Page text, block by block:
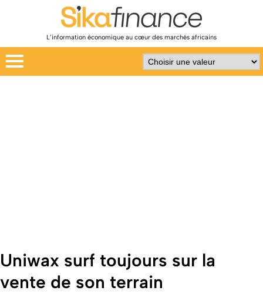
L’information économique au cœur des marchés africains
Uniwax surf toujours sur la
vente de son terrain